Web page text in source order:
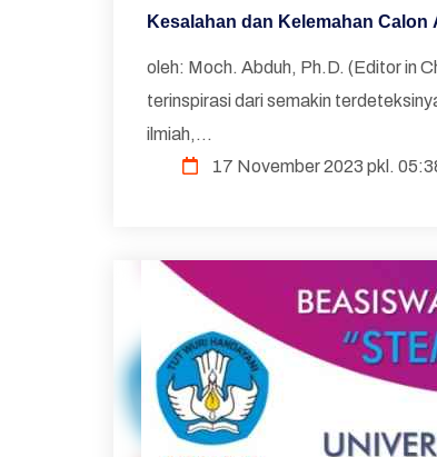
Kesalahan dan Kelemahan
oleh: Moch. Abduh, Ph.D. (Editor in
terinspirasi dari semakin
ilmiah,...
17 November 2023 pkl.